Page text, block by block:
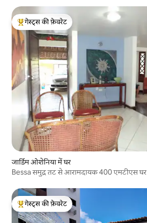
गेस्ट्स का टॉप फ़ेवरेट
गेस्ट्स की फ़ेवरेट
जार्डिम ओशेनिया में घर
Bessa समुद्र तट से आरामदायक 400 एमटीएस घर
गेस्ट्स का टॉप फ़ेवरेट
गेस्ट्स की फ़ेवरेट